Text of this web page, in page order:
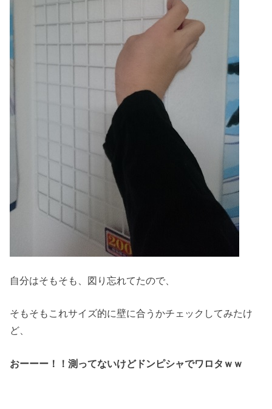
自分はそもそも、図り忘れてたので、
そもそもこれサイズ的に壁に合うかチェックしてみたけ
ど、
おーーー！！測ってないけどドンピシャでワロタｗｗ